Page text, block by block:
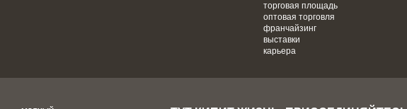
торговая площадь
оптовая торговля
франчайзинг
выставки
карьера